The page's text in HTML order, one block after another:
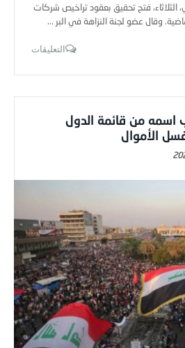
الثلاثاء، فتح تحقيق بعقود تراخيص شركات
التعليقات
اسمه من قائمة الدول
الأموال